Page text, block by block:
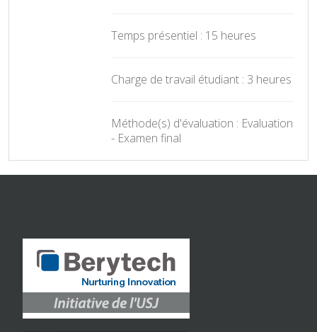
Temps présentiel : 15 heures
Charge de travail étudiant : 3 heures
Méthode(s) d'évaluation : Evaluation
- Examen final